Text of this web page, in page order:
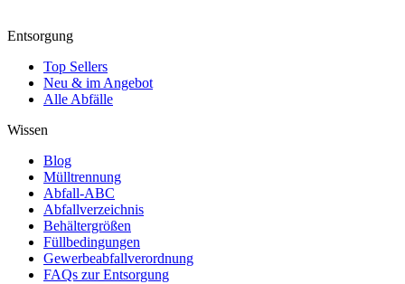
Entsorgung
Top Sellers
Neu & im Angebot
Alle Abfälle
Wissen
Blog
Mülltrennung
Abfall-ABC
Abfallverzeichnis
Behältergrößen
Füllbedingungen
Gewerbeabfallverordnung
FAQs zur Entsorgung